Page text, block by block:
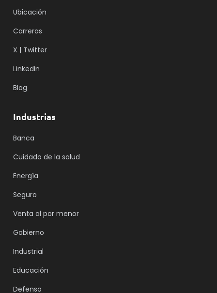
Ubicación
Carreras
X | Twitter
LinkedIn
Blog
Industrias
Banca
Cuidado de la salud
Energía
Seguro
Venta al por menor
Gobierno
Industrial
Educación
Defensa